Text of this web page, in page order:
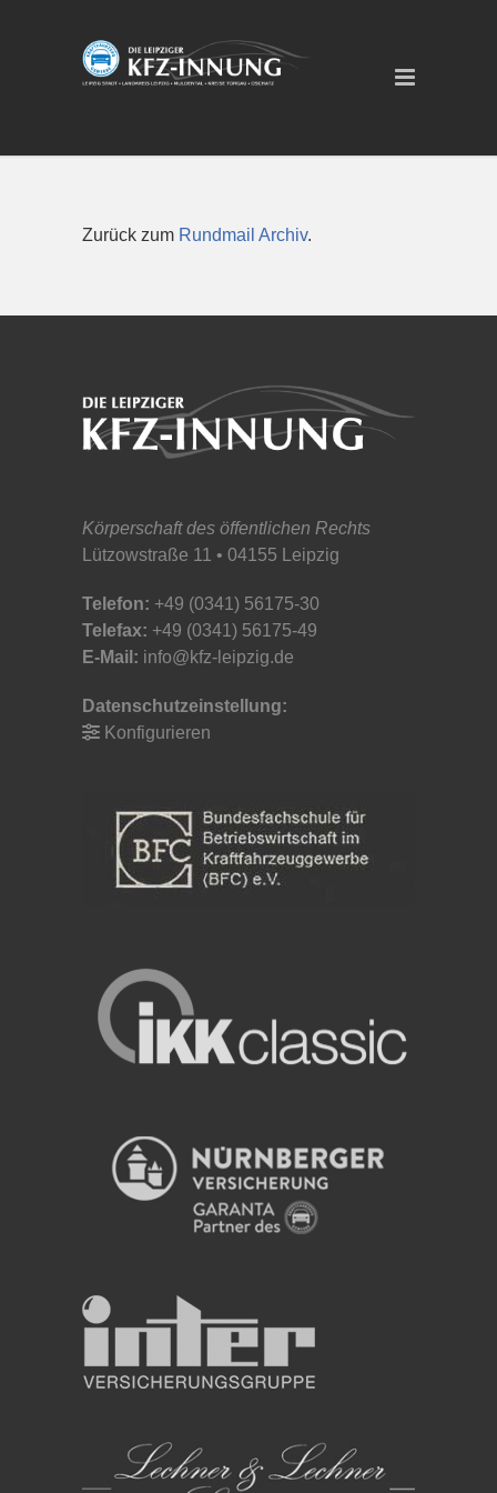
Zurück zum Rundmail Archiv.
Körperschaft des öffentlichen Rechts
Lützowstraße 11 • 04155 Leipzig
Telefon: +49 (0341) 56175-30
Telefax: +49 (0341) 56175-49
E-Mail: info@kfz-leipzig.de
Datenschutzeinstellung:
Konfigurieren